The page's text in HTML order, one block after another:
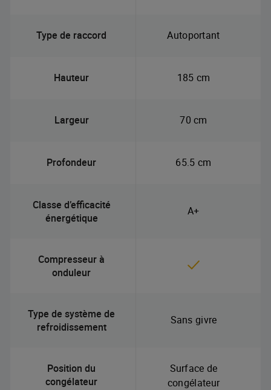
Type de raccord Autoportant
Hauteur 185 cm
Largeur 70 cm
Profondeur 65.5 cm
Classe d’efficacité
énergétique
A+
Compresseur à
onduleur
Type de système de
refroidissement
Sans givre
Position du
congélateur
Surface de
congélateur